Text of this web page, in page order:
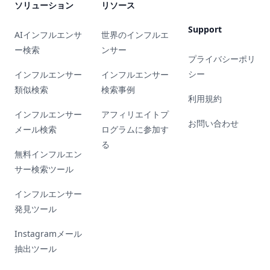
ソリューション
AIインフルエンサ
ー検索
インフルエンサー
類似検索
インフルエンサー
メール検索
無料インフルエン
サー検索ツール
インフルエンサー
発見ツール
Instagramメール
抽出ツール
リソース
世界のインフルエ
ンサー
インフルエンサー
検索事例
アフィリエイトプ
ログラムに参加す
る
Support
プライバシーポリ
シー
利用規約
お問い合わせ